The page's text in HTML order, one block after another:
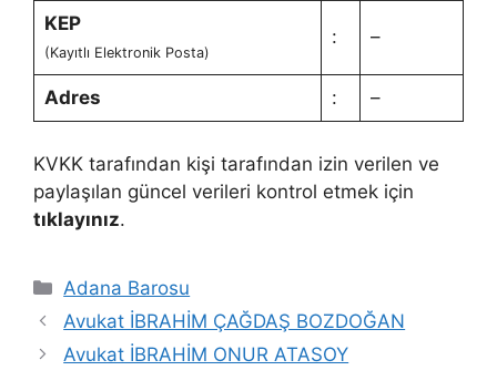
KEP
(Kayıtlı Elektronik Posta)
: –
Adres : –
KVKK tarafından kişi tarafından izin verilen ve
paylaşılan güncel verileri kontrol etmek için
tıklayınız.
Kategoriler
Adana Barosu
Avukat İBRAHİM ÇAĞDAŞ BOZDOĞAN
Avukat İBRAHİM ONUR ATASOY